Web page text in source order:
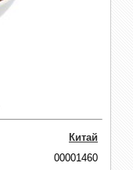
Китай
00001460